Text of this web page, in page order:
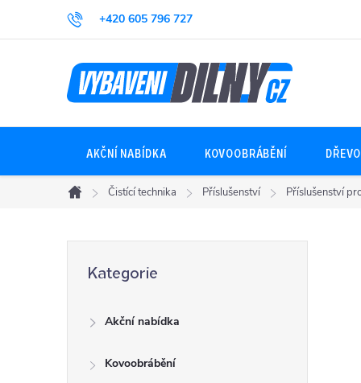
+420 605 796 727
AKČNÍ NABÍDKA KOVOOBRÁBĚNÍ
Domů
Čistící technika Příslušenství Příslušenství
kategorie
Kategorie
Akční nabídka
Kovoobrábění